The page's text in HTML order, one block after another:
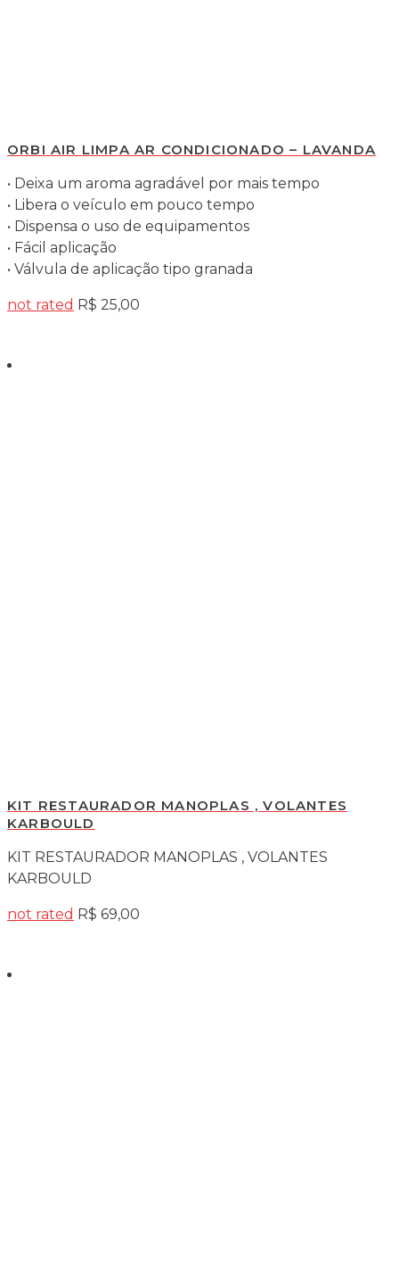
ORBI AIR LIMPA AR CONDICIONADO – LAVANDA
• Deixa um aroma agradável por mais tempo
• Libera o veículo em pouco tempo
• Dispensa o uso de equipamentos
• Fácil aplicação
• Válvula de aplicação tipo granada
not rated R$ 25,00
KIT RESTAURADOR MANOPLAS , VOLANTES
KARBOULD
KIT RESTAURADOR MANOPLAS , VOLANTES
KARBOULD
not rated R$ 69,00